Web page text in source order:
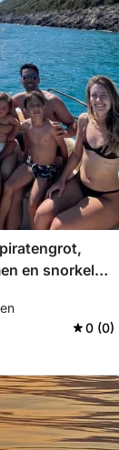
en snorkelen
3 uur
0 (0)